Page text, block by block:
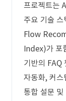
프로젝트는
주요 기술
Flow
Index)가 포
기반의 FAQ
자동화, 커스
통합 설문 및